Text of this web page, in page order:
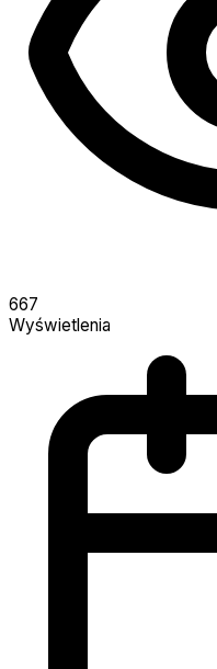
667
Wyświetlenia